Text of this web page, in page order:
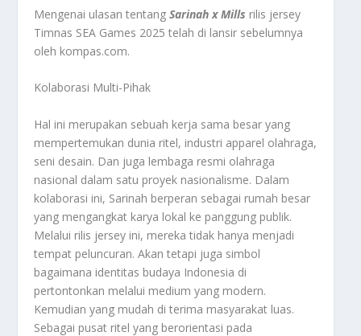
Mengenai ulasan tentangSarinah x Mills rilis jersey
Timnas SEA Games 2025 telah di lansir sebelumnya
oleh kompas.com.
Kolaborasi Multi-Pihak
Hal ini merupakan sebuah kerja sama besar yang
mempertemukan dunia ritel, industri apparel olahraga,
seni desain. Dan juga lembaga resmi olahraga
nasional dalam satu proyek nasionalisme. Dalam
kolaborasi ini, Sarinah berperan sebagai rumah besar
yang mengangkat karya lokal ke panggung publik.
Melalui rilis jersey ini, mereka tidak hanya menjadi
tempat peluncuran. Akan tetapi juga simbol
bagaimana identitas budaya Indonesia di
pertontonkan melalui medium yang modern.
Kemudian yang mudah di terima masyarakat luas.
Sebagai pusat ritel yang berorientasi pada